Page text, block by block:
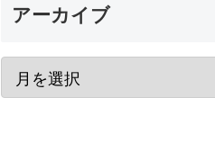
アーカイブ